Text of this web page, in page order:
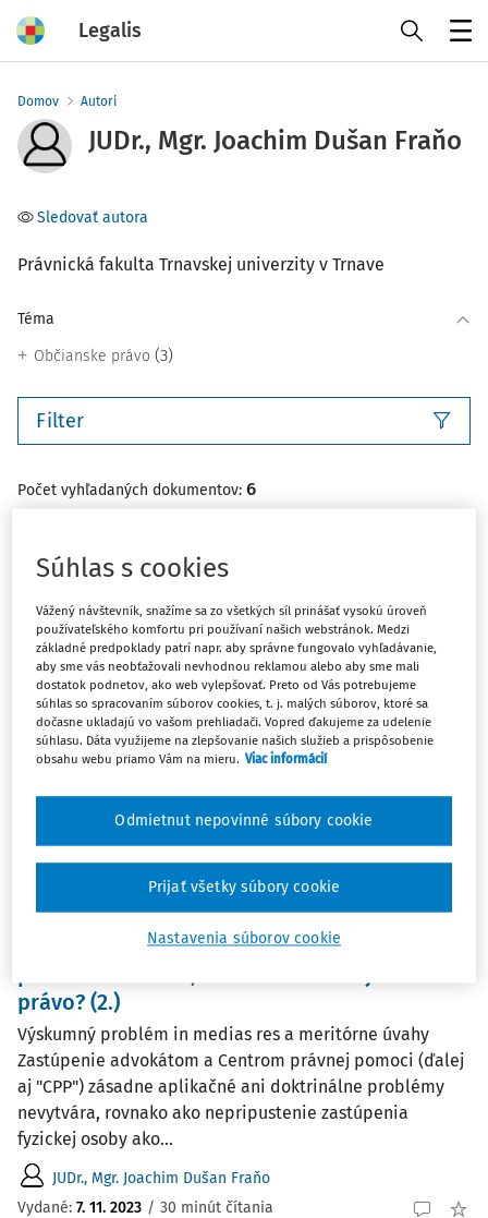
Legalis
Domov Autori
JUDr., Mgr. Joachim Dušan Fraňo
Sledovať autora
Právnická fakulta Trnavskej univerzity v Trnave
Téma
Občianske právo (3)
Filter
Počet vyhľadaných dokumentov: 6
Najnovšie
ČLÁNKY
Zastúpenie svedka v trestnom konaní
Autor v príspevku predkladá racionálne pochybnosti v
otázke zastúpenia svedka v trestnom konaní a práva na
právnu pomoc de lege lata v kontexte nálezu Ústavného
súdu SR, judikujúceho právo na právnu pomoc svedka pri
JUDr., Mgr. Joachim Dušan Fraňo
Vydané:5. 8. 2024 / 23 minút čítania
Nepripustenie zastúpenia v civilnom
právo? (2.)
Výskumný problém in medias res a meritórne úvahy
Zastúpenie advokátom a Centrom právnej pomoci (ďalej
aj "CPP") zásadne aplikačné ani doktrinálne problémy
nevytvára, rovnako ako nepripustenie zastúpenia
fyzickej osoby ako...
JUDr., Mgr. Joachim Dušan Fraňo
Vydané: 7. 11. 2023 / 30 minút čítania
Súhlas s cookies
Vážený návštevník, snažíme sa zo všetkých síl prinášať vysokú úroveň
používateľského komfortu pri používaní našich webstránok. Medzi
základné predpoklady patrí napr. aby správne fungovalo vyhľadávanie,
aby sme vás neobťažovali nevhodnou reklamou alebo aby sme mali
dostatok podnetov, ako web vylepšovať. Preto od Vás potrebujeme
súhlas so spracovaním súborov cookies, t. j. malých súborov, ktoré sa
dočasne ukladajú vo vašom prehliadači. Vopred ďakujeme za udelenie
súhlasu. Dáta využijeme na zlepšovanie našich služieb a prispôsobenie
obsahu webu priamo Vám na mieru. Viac informácií
Nastavenia súborov cookie
Odmietnut nepovinné súbory cookie
Prijať všetky súbory cookie